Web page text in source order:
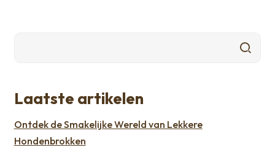
Laatste artikelen
Ontdek de Smakelijke Wereld van Lekkere
Hondenbrokken